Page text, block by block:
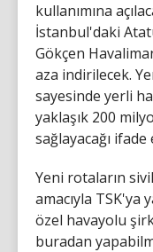
kullanımına
İstanbul'daki
Gökçen
aza indirilecek.
sayesinde yerli
yaklaşık 200
sağlayacağı ifade
Yeni rotaların
amacıyla TSK'ya
özel havayolu
buradan